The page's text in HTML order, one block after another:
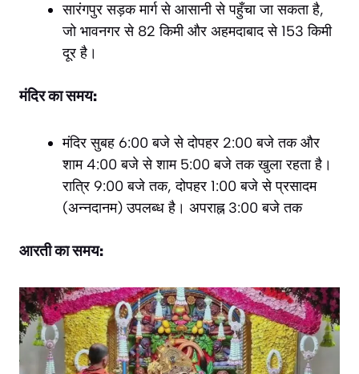
सारंगपुर सड़क मार्ग से आसानी से पहुँचा जा सकता है,
जो भावनगर से 82 किमी और अहमदाबाद से 153 किमी
दूर है।
मंदिर का समय:
मंदिर सुबह 6:00 बजे से दोपहर 2:00 बजे तक और
शाम 4:00 बजे से शाम 5:00 बजे तक खुला रहता है।
रात्रि 9:00 बजे तक, दोपहर 1:00 बजे से प्रसादम
(अन्नदानम) उपलब्ध है। अपराह्न 3:00 बजे तक
आरती का समय: